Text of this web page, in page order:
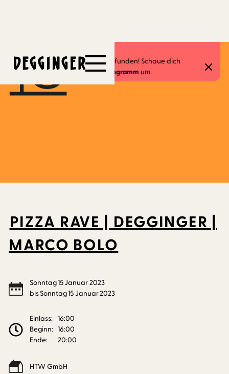
Dieses Event hat schon stattgefunden! Schaue dich
gerne in unseremaktuellen Programm um.
15.1.2023 - 15.1.2023
PIZZA RAVE | DEGGINGER |
MARCO BOLO
Sonntag15Januar2023
bisSonntag15 Januar2023
Einlass: 16:00
Beginn: 16:00
Ende:
20:00
HTW GmbH